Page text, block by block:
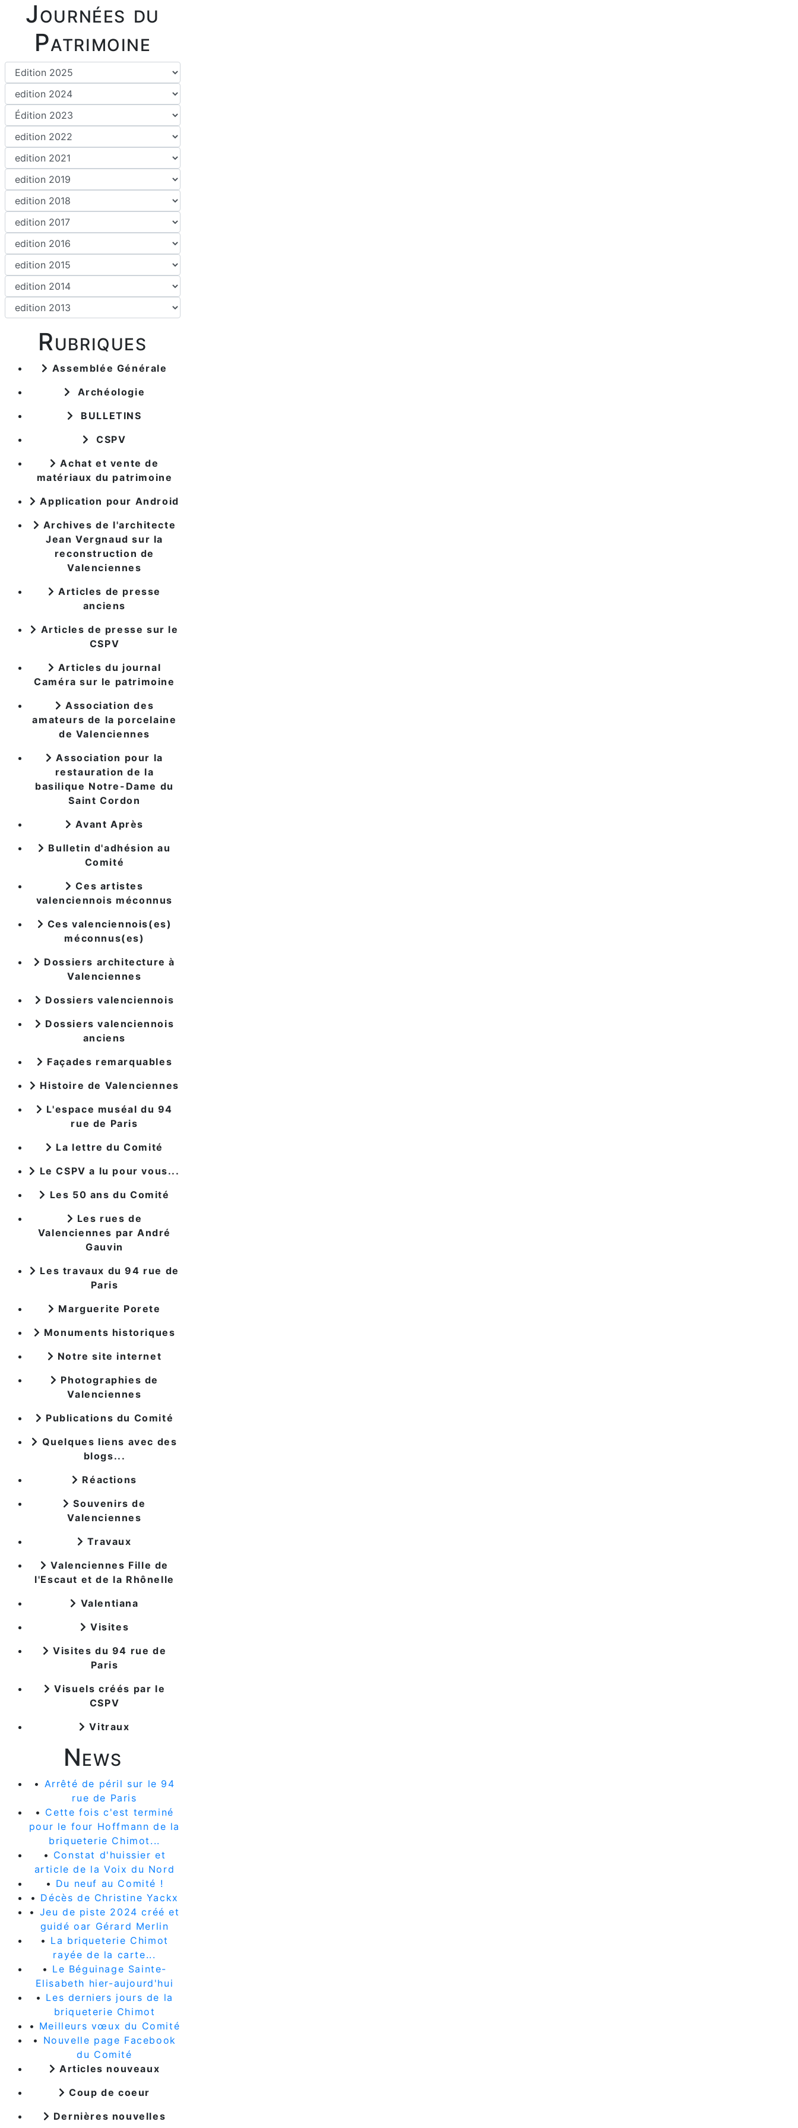
Journées du
Patrimoine
Rubriques
Assemblée Générale
Archéologie
BULLETINS
CSPV
Achat et vente de
matériaux du patrimoine
Application pour Android
Archives de l'architecte
Jean Vergnaud sur la
reconstruction de
Valenciennes
Articles de presse
anciens
Articles de presse sur le
CSPV
Articles du journal
Caméra sur le patrimoine
Association des
amateurs de la porcelaine
de Valenciennes
Association pour la
restauration de la
basilique Notre-Dame du
Saint Cordon
Avant Après
Bulletin d'adhésion au
Comité
Ces artistes
valenciennois méconnus
Ces valenciennois(es)
méconnus(es)
Dossiers architecture à
Valenciennes
Dossiers valenciennois
Dossiers valenciennois
anciens
Façades remarquables
Histoire de Valenciennes
L'espace muséal du 94
rue de Paris
La lettre du Comité
Le CSPV a lu pour vous...
Les 50 ans du Comité
Les rues de
Valenciennes par André
Gauvin
Les travaux du 94 rue de
Paris
Marguerite Porete
Monuments historiques
Notre site internet
Photographies de
Valenciennes
Publications du Comité
Quelques liens avec des
blogs...
Réactions
Souvenirs de
Valenciennes
Travaux
Valenciennes Fille de
l'Escaut et de la Rhônelle
Valentiana
Visites
Visites du 94 rue de
Paris
Visuels créés par le
CSPV
Vitraux
News
• Arrêté de péril sur le 94
rue de Paris
• Cette fois c'est terminé
pour le four Hoffmann de la
briqueterie Chimot...
• Constat d'huissier et
article de la Voix du Nord
• Du neuf au Comité !
• Décès de Christine Yackx
• Jeu de piste 2024 créé et
guidé oar Gérard Merlin
• La briqueterie Chimot
rayée de la carte...
• Le Béguinage Sainte-
Elisabeth hier-aujourd'hui
• Les derniers jours de la
briqueterie Chimot
• Meilleurs vœux du Comité
• Nouvelle page Facebook
du Comité
Articles nouveaux
Coup de coeur
Dernières nouvelles